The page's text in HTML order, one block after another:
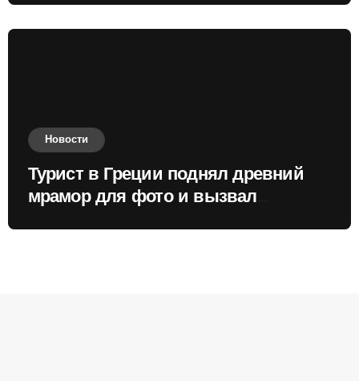
Новости
Турист в Греции поднял древний
мрамор для фото и вызвал